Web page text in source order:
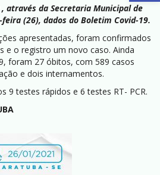
através da Secretaria Municipal de
(26), dados do Boletim Covid-19.
apresentadas, foram confirmados
e o registro um novo caso. Ainda
foram 27 óbitos, com 589 casos
e dois internamentos.
9 testes rápidos e 6 testes RT- PCR.